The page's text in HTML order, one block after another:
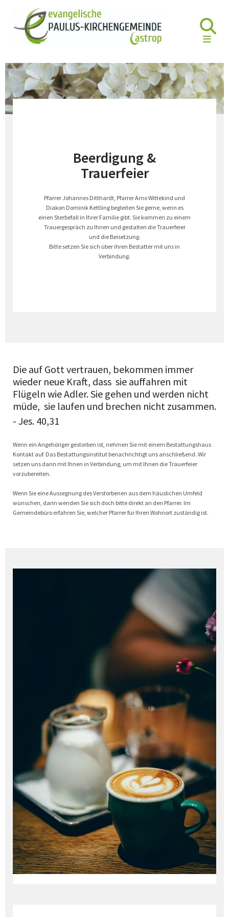
Beerdigung &
Trauerfeier
Pfarrer Johannes Ditthardt, Pfarrer Arno Wittekind und
Diakon Dominik Kettling begleiten Sie gerne, wenn es
einen Sterbefall in Ihrer Familie gibt. Sie kommen zu einem
Trauergespräch zu Ihnen und gestalten die Trauerfeier
und die Beisetzung.
Bitte setzen Sie sich über ihren Bestatter mit uns in
Verbindung.
Die auf Gott vertrauen, bekommen immer
wieder neue Kraft, dass sie auffahren mit
Flügeln wie Adler. Sie gehen und werden nicht
müde, sie laufen und brechen nicht zusammen.
- Jes. 40,31
Wenn ein Angehöriger gestorben ist, nehmen Sie mit einem Bestattungshaus
Kontakt auf. Das Bestattungsinstitut benachrichtigt uns anschließend. Wir
setzen uns dann mit Ihnen in Verbindung, um mit Ihnen die Trauerfeier
vorzubereiten.
Wenn Sie eine Aussegnung des Verstorbenen aus dem häuslichen Umfeld
wünschen, dann wenden Sie sich doch bitte direkt an den Pfarrer. Im
Gemeindebüro erfahren Sie, welcher Pfarrer für Ihren Wohnort zuständig ist.